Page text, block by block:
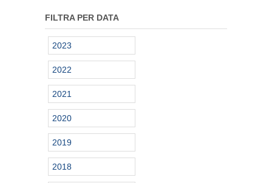
FILTRA PER DATA
2023
2022
2021
2020
2019
2018